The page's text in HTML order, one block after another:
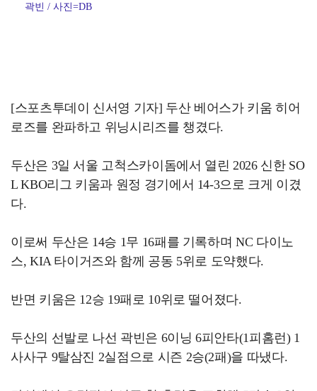
곽빈 / 사진=DB
[스포츠투데이 신서영 기자] 두산 베어스가 키움 히어
로즈를 완파하고 위닝시리즈를 챙겼다.
두산은 3일 서울 고척스카이돔에서 열린 2026 신한 SO
L KBO리그 키움과 원정 경기에서 14-3으로 크게 이겼
다.
이로써 두산은 14승 1무 16패를 기록하며 NC 다이노
스, KIA 타이거즈와 함께 공동 5위로 도약했다.
반면 키움은 12승 19패로 10위로 떨어졌다.
두산의 선발로 나선 곽빈은 6이닝 6피안타(1피홈런) 1
사사구 9탈삼진 2실점으로 시즌 2승(2패)을 따냈다.